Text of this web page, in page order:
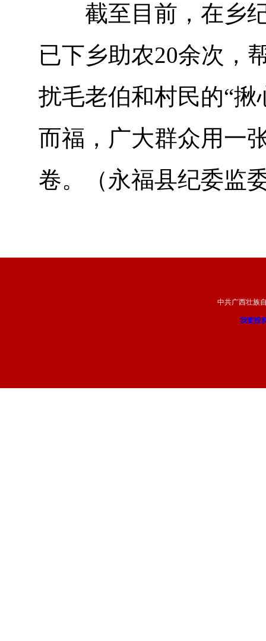
截至目前，在乡纪
已下乡助农20余次，
扰毛老伯和村民的“
而福，广大群众用一
卷。（永福县纪委监
中共广西壮族
我要投